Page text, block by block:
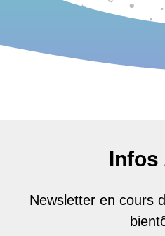
Infos
Newsletter en cours